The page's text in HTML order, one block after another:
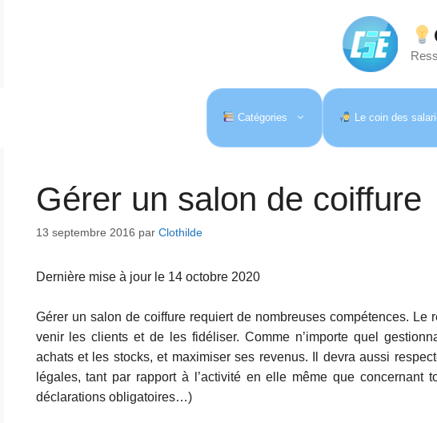
Catégories Le coin des
Gérer un salon de coiffure
13 septembre 2016 par Clothilde
Dernière mise à jour le 14 octobre 2020
Gérer un salon de coiffure requiert de nombreuses compétences.
venir les clients et de les fidéliser. Comme n’importe quel
achats et les stocks, et maximiser ses revenus. Il devra aussi
légales, tant par rapport à l’activité en elle même que concernant
déclarations obligatoires…)